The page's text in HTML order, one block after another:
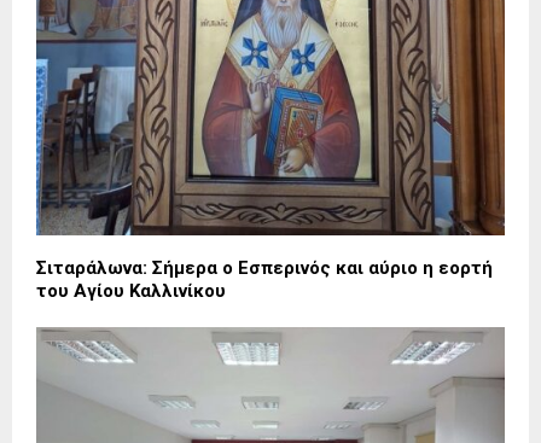
Σιταράλωνα: Σήμερα ο Εσπερινός και αύριο η εορτή
του Αγίου Καλλινίκου